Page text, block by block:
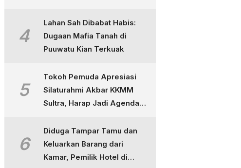
4
Lahan Sah Dibabat Habis:
Dugaan Mafia Tanah di
Puuwatu Kian Terkuak
5
Tokoh Pemuda Apresiasi
Silaturahmi Akbar KKMM
Sultra, Harap Jadi Agenda
6
Diduga Tampar Tamu dan
Keluarkan Barang dari
Kamar, Pemilik Hotel di